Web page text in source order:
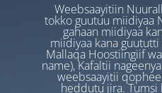
Weebsaayitiin
tokko guutuu miidiyaa
gahaan miidiyaa
miidiyaa kana
Mallaqa Hoostiingiif
name), Kafaltii
weebsaayitii
heddutu jira. Tumsi